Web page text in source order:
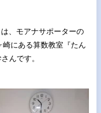
、モアナサポーターの
崎にある算数教室『たん
んです。